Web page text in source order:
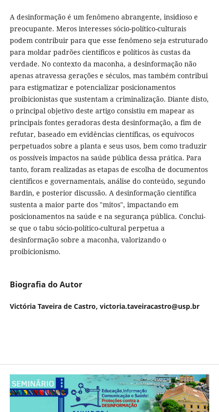
A desinformação é um fenômeno abrangente, insidioso e
preocupante. Meros interesses sócio-político-culturais
podem contribuir para que esse fenômeno seja estruturado
para moldar padrões científicos e políticos às custas da
verdade. No contexto da maconha, a desinformação não
apenas atravessa gerações e séculos, mas também contribui
para estigmatizar e potencializar posicionamentos
proibicionistas que sustentam a criminalização. Diante disto,
o principal objetivo deste artigo consistiu em mapear as
principais fontes geradoras desta desinformação, a fim de
refutar, baseado em evidências científicas, os equívocos
perpetuados sobre a planta e seus usos, bem como traduzir
os possíveis impactos na saúde pública dessa prática. Para
tanto, foram realizadas as etapas de escolha de documentos
científicos e governamentais, análise do conteúdo, segundo
Bardin, e posterior discussão. A desinformação científica
sustenta a maior parte dos "mitos", impactando em
posicionamentos na saúde e na segurança pública. Conclui-
se que o tabu sócio-político-cultural perpetua a
desinformação sobre a maconha, valorizando o
proibicionismo.
Biografia do Autor
Victória Taveira de Castro, victoria.taveiracastro@usp.br